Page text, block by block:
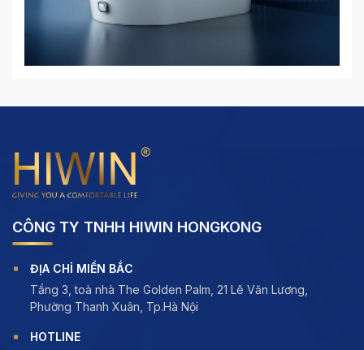
CÔNG TY TNHH HIWIN HONGKONG
ĐỊA CHỈ MIỀN BẮC
Tầng 3, toà nhà The Golden Palm, 21 Lê Văn Lương,
Phường Thanh Xuân, Tp.Hà Nội
HOTLINE